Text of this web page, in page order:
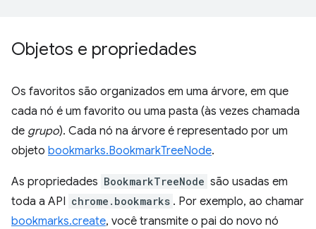
Objetos e propriedades
Os favoritos são organizados em uma árvore, em que
cada nó é um favorito ou uma pasta (às vezes chamada
de grupo). Cada nó na árvore é representado por um
objeto bookmarks.BookmarkTreeNode.
As propriedades BookmarkTreeNode são usadas em
toda a API chrome.bookmarks . Por exemplo, ao chamar
bookmarks.create, você transmite o pai do novo nó